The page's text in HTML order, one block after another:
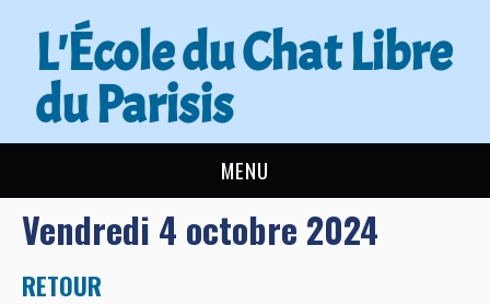
L'École du Chat Libre
du Parisis
MENU
L’ÉCOLE DU CHAT
ACTUALITÉS
Vendredi 4 octobre 2024
RETOUR